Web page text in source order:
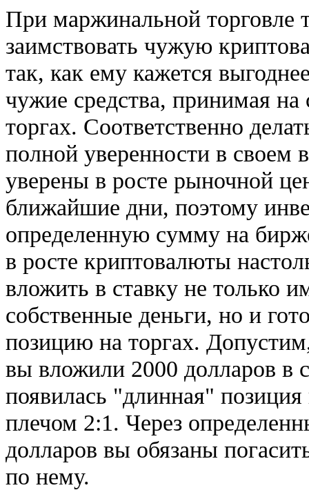
При маржинальной торговле
заимствовать чужую
так, как ему кажется
чужие средства, принимая на
торгах. Соответственно
полной уверенности в
уверены в росте рыночной
ближайшие дни, поэтому
определенную сумму на
в росте криптовалюты
вложить в ставку не только
собственные деньги, но и
позицию на торгах.
вы вложили 2000 долларов в
появилась "длинная"
плечом 2:1. Через
долларов вы обязаны
по нему.